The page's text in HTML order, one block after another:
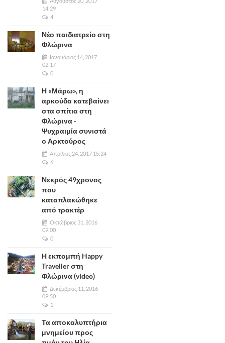
14:29
4
Νέο παιδιατρείο στη
Φλώρινα
Ιανουάριος 14, 2017
02:17
0
Η «Μάρω», η
αρκούδα κατεβαίνει
στα σπίτια στη
Φλώρινα -
Ψυχραιμία συνιστά
ο Αρκτούρος
Απρίλιος 24, 2017 15:24
6
Νεκρός 49χρονος
που
καταπλακώθηκε
από τρακτέρ
Οκτώβριος 31, 2016
09:00
0
Η εκπομπή Happy
Traveller στη
Φλώρινα (video)
Δεκέμβριος 11, 2016
09:50
1
Τα αποκαλυπτήρια
μνημείου προς